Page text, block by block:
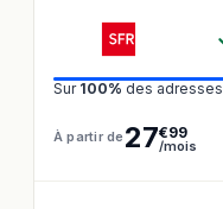
Sur 100% des
À partir de 27€99
/mois